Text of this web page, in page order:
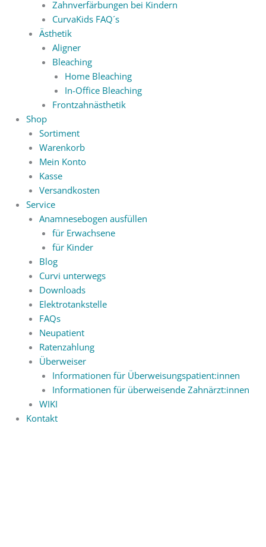
Zahnverfärbungen bei Kindern
CurvaKids FAQ´s
Ästhetik
Aligner
Bleaching
Home Bleaching
In-Office Bleaching
Frontzahnästhetik
Shop
Sortiment
Warenkorb
Mein Konto
Kasse
Versandkosten
Service
Anamnesebogen ausfüllen
für Erwachsene
für Kinder
Blog
Curvi unterwegs
Downloads
Elektrotankstelle
FAQs
Neupatient
Ratenzahlung
Überweiser
Informationen für Überweisungspatient:innen
Informationen für überweisende Zahnärzt:innen
WIKI
Kontakt